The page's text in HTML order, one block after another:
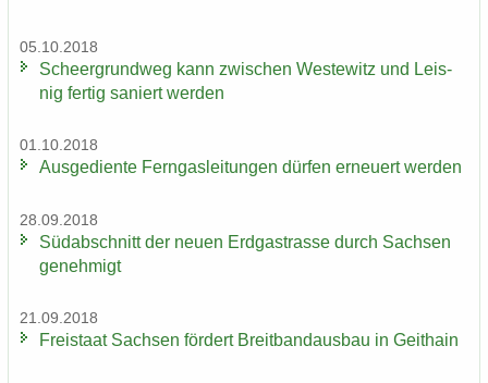
05.10.2018
Scheergrund­weg kann zwi­schen Wes­te­witz und Leis­
nig fer­tig sa­niert wer­den
01.10.2018
Aus­ge­dien­te Fern­gas­lei­tun­gen dür­fen er­neu­ert wer­den
28.09.2018
Süd­ab­schnitt der neuen Erd­gas­tras­se durch Sach­sen
ge­neh­migt
21.09.2018
Frei­staat Sach­sen för­dert Breit­band­aus­bau in Geit­hain